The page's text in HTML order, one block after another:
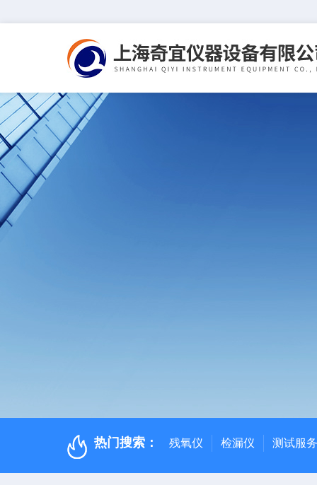
热门搜索： 残氧仪 检漏仪 测试服务